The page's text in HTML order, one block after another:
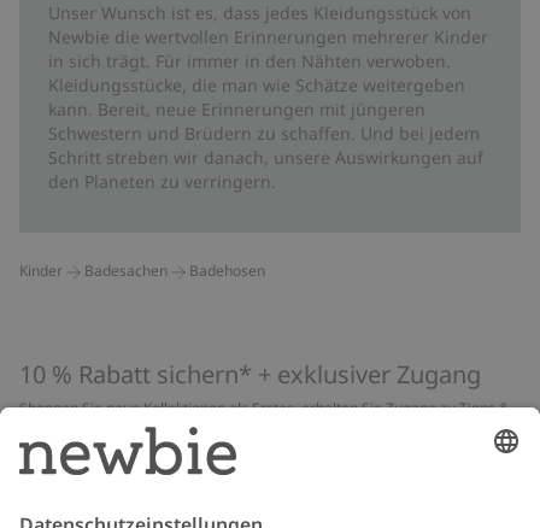
Unser Wunsch ist es, dass jedes Kleidungsstück von
Newbie die wertvollen Erinnerungen mehrerer Kinder
in sich trägt. Für immer in den Nähten verwoben.
Kleidungsstücke, die man wie Schätze weitergeben
kann. Bereit, neue Erinnerungen mit jüngeren
Schwestern und Brüdern zu schaffen. Und bei jedem
Schritt streben wir danach, unsere Auswirkungen auf
den Planeten zu verringern.
Kinder Badesachen Badehosen
10 % Rabatt sichern* + exklusiver Zugang
Shoppen Sie neue Kollektionen als Erstes, erhalten Sie Zugang zu Tipps &
Guides und profitieren Sie von exklusiven Angeboten
*Gilt nur für deine erste Bestellung und ist nicht mit anderen Rabatten
oder Angeboten kombinierbar. Gilt nicht für limitierte Artikel. Lies unsere